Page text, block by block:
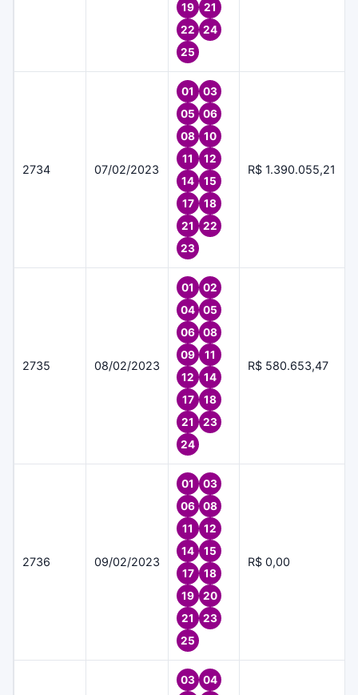
19
21
22
24
25
2734 07/02/2023
01
03
05
06
08
10
11
12
14
15
17
18
21
22
23
R$ 1.390.055,21
2735 08/02/2023
01
02
04
05
06
08
09
11
12
14
17
18
21
23
24
R$ 580.653,47
2736 09/02/2023
01
03
06
08
11
12
14
15
17
18
19
20
21
23
25
R$ 0,00
03
04